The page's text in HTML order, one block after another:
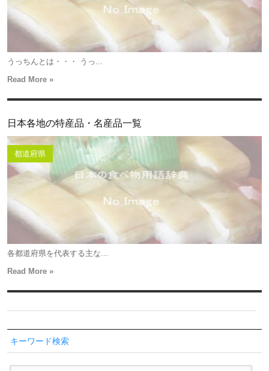
うっちんとは・・・ うっ...
Read More »
日本各地の特産品・名産品一覧
都道府県
各都道府県を代表する主な...
Read More »
キーワード検索